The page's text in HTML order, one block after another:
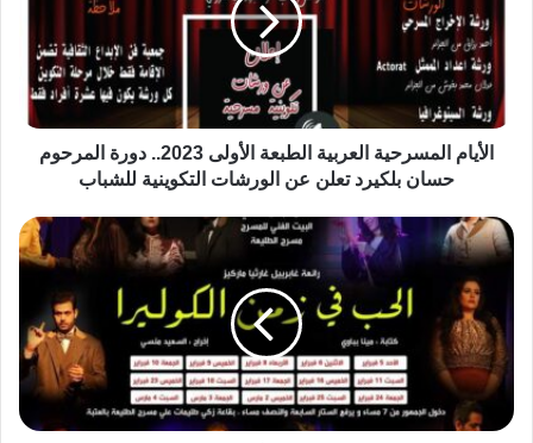
الأيام المسرحية العربية الطبعة الأولى 2023.. دورة المرحوم
حسان بلكيرد تعلن عن الورشات التكوينية للشباب